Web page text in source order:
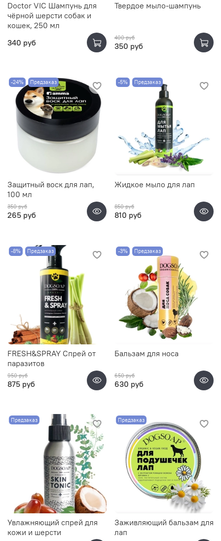
Doctor VIC Шампунь для
чёрной шерсти собак и
кошек, 250 мл
340 руб
Твердое мыло-шампунь
400 руб
350 руб
-24% Предзаказ
Защитный воск для лап,
100 мл
350 руб
265 руб
-5% Предзаказ
Жидкое мыло для лап
850 руб
810 руб
-8% Предзаказ
FRESH&SPRAY Спрей от
паразитов
950 руб
875 руб
-3% Предзаказ
Бальзам для носа
650 руб
630 руб
Предзаказ
Увлажняющий спрей для
кожи и шерсти
Предзаказ
Заживляющий бальзам для
лап